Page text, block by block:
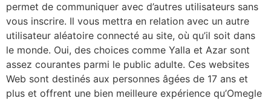
permet de communiquer avec d’autres utilisateurs sans
vous inscrire. Il vous mettra en relation avec un autre
utilisateur aléatoire connecté au site, où qu’il soit dans
le monde. Oui, des choices comme Yalla et Azar sont
assez courantes parmi le public adulte. Ces websites
Web sont destinés aux personnes âgées de 17 ans et
plus et offrent une bien meilleure expérience qu’Omegle